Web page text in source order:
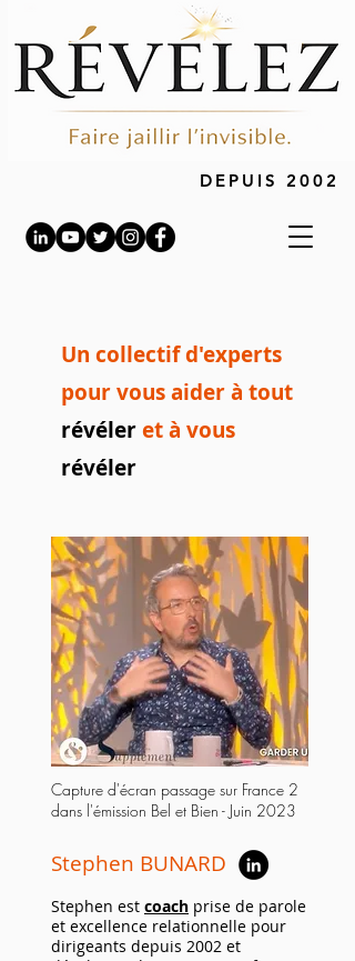
DEPUIS 2002
Un collectif d'experts
pour vous aider à tout
révéleret à vous
révéler
Capture d'écran passage sur France 2
dans l'émission Bel et Bien - Juin 2023
Stephen BUNARD
Stephen est coach prise de parole
et excellence relationnelle pour
dirigeants depuis 2002 et